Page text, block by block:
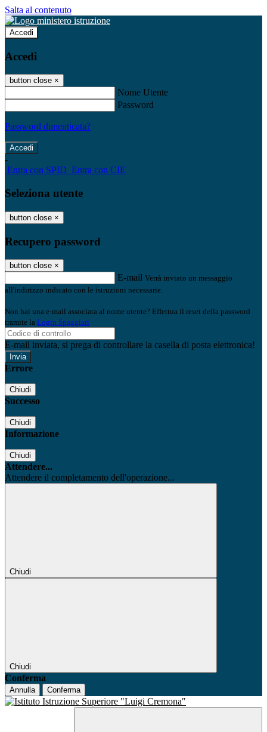
Salta al contenuto
Accedi
Accedi
button close ×
Nome Utente
Password
Password dimenticata?
-
Entra con SPID Entra con CIE
Seleziona utente
button close ×
Recupero password
button close ×
E-mail Verrà inviato un messaggio
all'indirizzo indicato con le istruzioni necessarie.
Non hai una e-mail associata al nome utente? Effettua il reset della password
tramite la Login Spaggiari
E-mail inviata, si prega di controllare la casella di posta elettronica!
Errore
Chiudi
Successo
Chiudi
Informazione
Chiudi
Attendere...
Attendere il completamento dell'operazione...
Chiudi
Chiudi
Conferma
Annulla Conferma